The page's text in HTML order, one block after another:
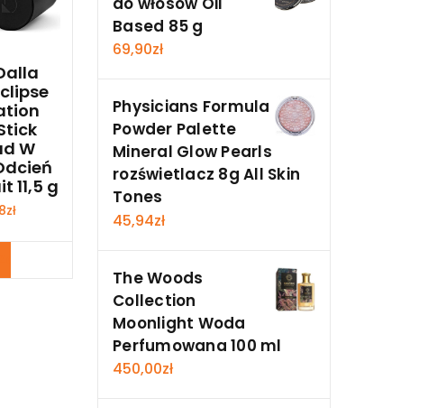
W
11,5 g
zł
Based 85 g
69,90zł
Physicians Formula
Powder Palette
Mineral Glow Pearls
rozświetlacz 8g All Skin
Tones
45,94zł
The Woods
Collection
Moonlight Woda
Perfumowana 100 ml
450,00zł